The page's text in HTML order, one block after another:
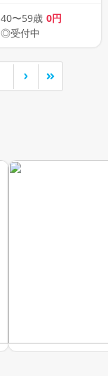
40〜59歳 0円
◎受付中